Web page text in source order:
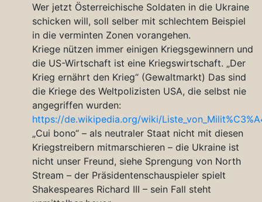
Wer jetzt Österreichische Soldaten in die Ukraine
schicken will, soll selber mit schlechtem Beispiel
in die verminten Zonen vorangehen.
Kriege nützen immer einigen Kriegsgewinnern und
die US-Wirtschaft ist eine Kriegswirtschaft. „Der
Krieg ernährt den Krieg“ (Gewaltmarkt) Das sind
die Kriege des Weltpolizisten USA, die selbst nie
angegriffen wurden:
https://de.wikipedia.org/wiki/
„Cui bono“ – als neutraler Staat nicht mit diesen
Kriegstreibern mitmarschieren – die Ukraine ist
nicht unser Freund, siehe Sprengung von North
Stream – der Präsidentenschauspieler spielt
Shakespeares Richard III – sein Fall steht